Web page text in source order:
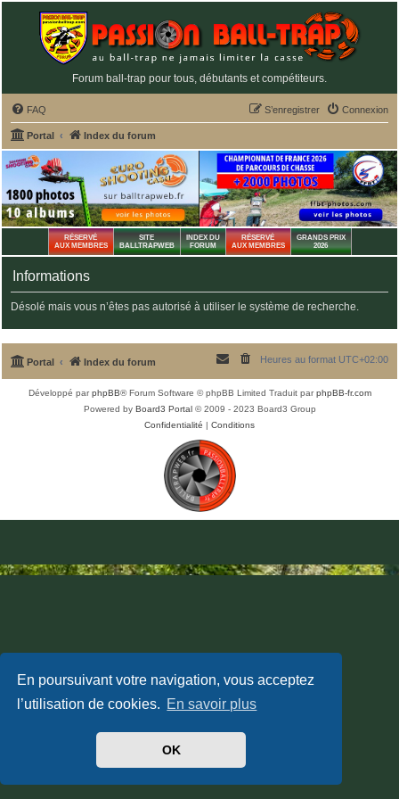
En poursuivant votre navigation, vous acceptez
l’utilisation de cookies. En savoir plus
OK
Forum ball-trap pour tous, débutants et compétiteurs.
FAQ Connexion
S’enregistrer
Portal Index du forum
RÉSERVÉ
AUX MEMBRES
SITE
BALLTRAPWEB
INDEX DU
FORUM
RÉSERVÉ
AUX MEMBRES
GRANDS PRIX
2026
Informations
Désolé mais vous n’êtes pas autorisé à utiliser le système de recherche.
Portal Index du forum Heures au format UTC+02:00
Développé parphpBB® Forum Software © phpBB Limited Traduit parphpBB-fr.com
Powered by Board3 Portal© 2009 - 2023 Board3 Group
Confidentialité | Conditions